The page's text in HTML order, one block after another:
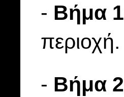
- Βήμα 1
περιοχή.
- Βήμα 2